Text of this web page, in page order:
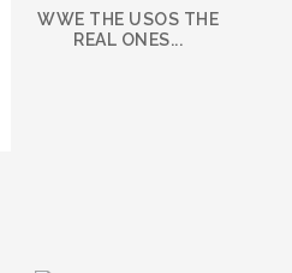
WWE THE USOS THE
REAL ONES...